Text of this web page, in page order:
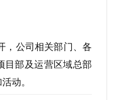
，公司相关部门、各
目部及运营区域总部
动。